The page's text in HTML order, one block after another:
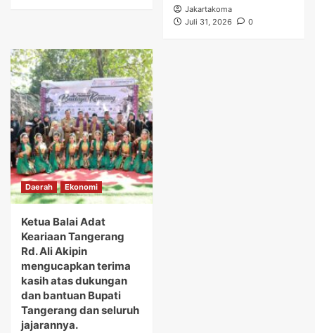
Jakartakoma
Juli 31, 2026
0
Daerah Ekonomi
Ketua Balai Adat
Keariaan Tangerang
Rd. Ali Akipin
mengucapkan terima
kasih atas dukungan
dan bantuan Bupati
Tangerang dan seluruh
jajarannya.